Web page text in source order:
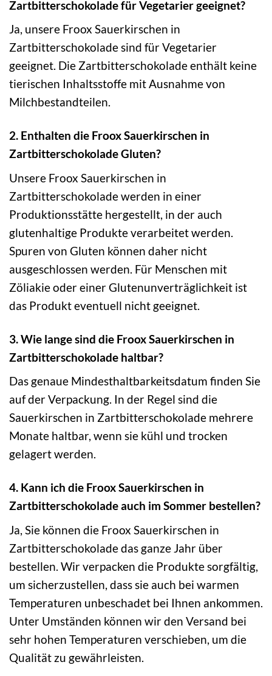
Zartbitterschokolade für Vegetarier geeignet?
Ja, unsere Froox Sauerkirschen in
Zartbitterschokolade sind für Vegetarier
geeignet. Die Zartbitterschokolade enthält keine
tierischen Inhaltsstoffe mit Ausnahme von
Milchbestandteilen.
2. Enthalten die Froox Sauerkirschen in
Zartbitterschokolade Gluten?
Unsere Froox Sauerkirschen in
Zartbitterschokolade werden in einer
Produktionsstätte hergestellt, in der auch
glutenhaltige Produkte verarbeitet werden.
Spuren von Gluten können daher nicht
ausgeschlossen werden. Für Menschen mit
Zöliakie oder einer Glutenunverträglichkeit ist
das Produkt eventuell nicht geeignet.
3. Wie lange sind die Froox Sauerkirschen in
Zartbitterschokolade haltbar?
Das genaue Mindesthaltbarkeitsdatum finden Sie
auf der Verpackung. In der Regel sind die
Sauerkirschen in Zartbitterschokolade mehrere
Monate haltbar, wenn sie kühl und trocken
gelagert werden.
4. Kann ich die Froox Sauerkirschen in
Zartbitterschokolade auch im Sommer bestellen?
Ja, Sie können die Froox Sauerkirschen in
Zartbitterschokolade das ganze Jahr über
bestellen. Wir verpacken die Produkte sorgfältig,
um sicherzustellen, dass sie auch bei warmen
Temperaturen unbeschadet bei Ihnen ankommen.
Unter Umständen können wir den Versand bei
sehr hohen Temperaturen verschieben, um die
Qualität zu gewährleisten.